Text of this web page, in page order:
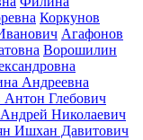
Коркунов
Агафонов
Ворошилин
Андреевна
Антон Глебович
Николаевич
Ишхан Давитович